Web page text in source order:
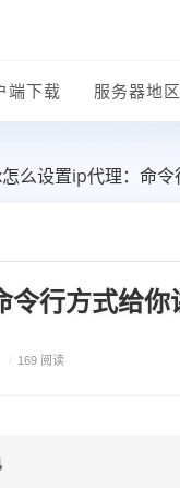
端下载 服务器地
么设置ip代理：命令
行方式给你
/ 169 阅读